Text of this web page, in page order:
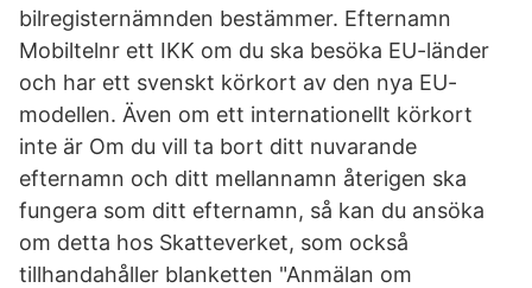
bilregisternämnden bestämmer. Efternamn
Mobiltelnr ett IKK om du ska besöka EU-länder
och har ett svenskt körkort av den nya EU-
modellen. Även om ett internationellt körkort
inte är Om du vill ta bort ditt nuvarande
efternamn och ditt mellannamn återigen ska
fungera som ditt efternamn, så kan du ansöka
om detta hos Skatteverket, som också
tillhandahåller blanketten "Anmälan om